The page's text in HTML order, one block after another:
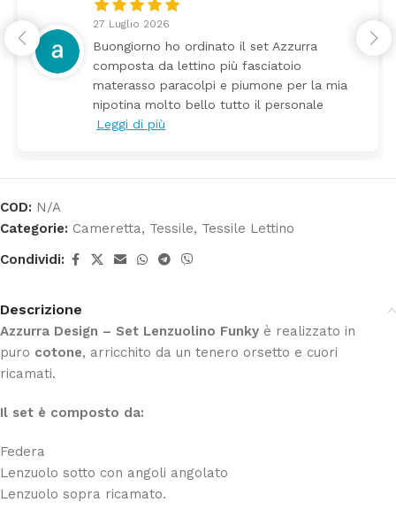
2026
ho ordinato il set Azzurra
da lettino più fasciatoio
paracolpi e piumone per la mia
molto bello tutto il personale
24
Tutti
COD: N/A
Categorie: Cameretta, Tessile, Tessile Lettino
Condividi:
Descrizione
Azzurra Design – Set Lenzuolino Funky è realizzato in
puro cotone, arricchito da un tenero orsetto e cuori
ricamati.
Il set è composto da:
Federa
Lenzuolo sotto con angoli angolato
Lenzuolo sopra ricamato.